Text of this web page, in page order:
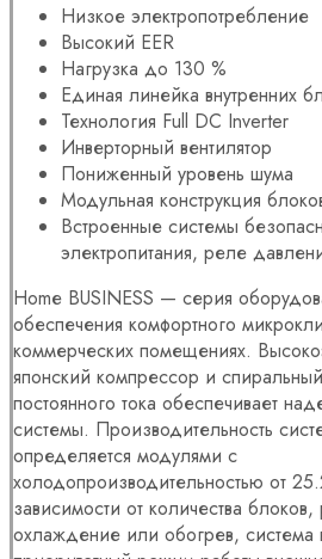
Низкое электропотребление
Высокий EER
Нагрузка до 130 %
Единая линейка внутренних
Технология Full DC Inverter
Инверторный вентилятор
Пониженный уровень шума
Модульная конструкция
Встроенные системы
электропитания, реле
Homе BUSINESS — серия
обеспечения комфортного
коммерческих помещениях.
японский компрессор и
постоянного тока обеспечивает
системы. Производительность
определяется модулями с
холодопроизводительностью от
зависимости от количества
охлаждение или обогрев, система